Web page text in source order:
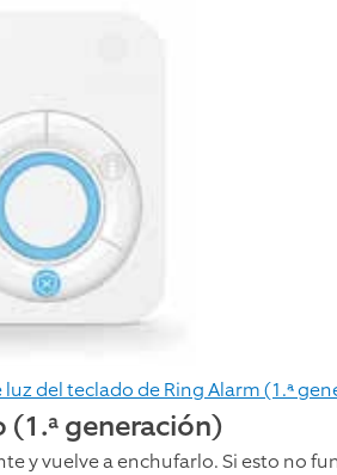
del teclado de Ring Alarm (1.ª
(1.ª generación)
y vuelve a enchufarlo. Si esto no